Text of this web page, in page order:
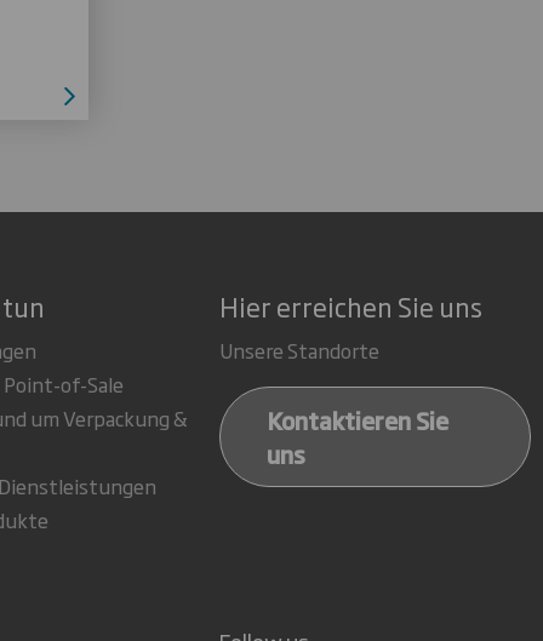
Point-of-Sale
um Verpackung &
Hier erreichen Sie uns
Unsere Standorte
Kontaktieren Sie
uns